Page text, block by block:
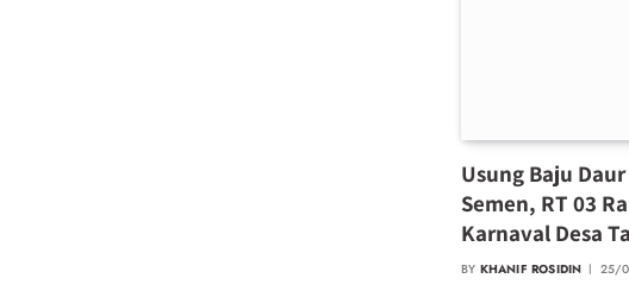
Usung Baju
Semen, RT 03
Karnaval Desa
BY KHANIF ROSIDIN 25/